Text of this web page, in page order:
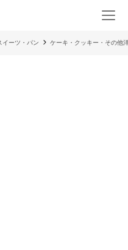
イーツ・パン ケーキ・クッキー・その他